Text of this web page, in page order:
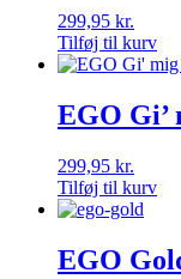
299,95 kr.
Tilføj til kurv
EGO Gi’
299,95 kr.
Tilføj til kurv
EGO